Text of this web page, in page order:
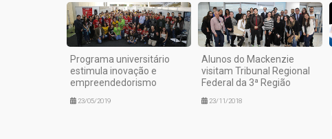
Programa universitário
estimula inovação e
empreendedorismo
23/05/2019
Alunos do Mackenzie
visitam Tribunal Regional
Federal da 3ª Região
23/11/2018